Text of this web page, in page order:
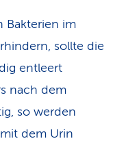
Bakterien im
sollte die
entleert
nach dem
so werden
dem Urin